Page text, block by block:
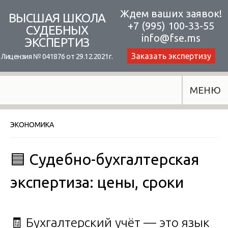
content
ВЫСШАЯ ШКОЛА
СУДЕБНЫХ
ЭКСПЕРТИЗ
Лицензия № 041876 от 29.12.2021г.
Ждем ваших заявок!
+7 (995) 100-33-55
info@fse.ms
Заказать экспертизу
МЕНЮ
ЭКОНОМИКА
🟦 Судебно-бухгалтерская
экспертиза: цены, сроки
🧾 Бухгалтерский учёт — это язык